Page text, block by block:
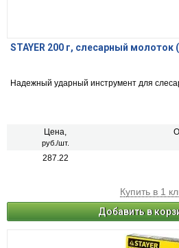
STAYER 200 г, слесарный молоток
Надежный ударный инструмент для
Цена,
руб./шт.
287.22
Купить в 1
Добавить в